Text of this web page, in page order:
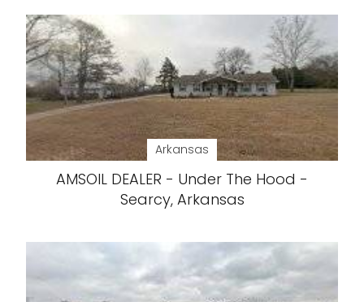
Arkansas
AMSOIL DEALER - Under The Hood -
Searcy, Arkansas